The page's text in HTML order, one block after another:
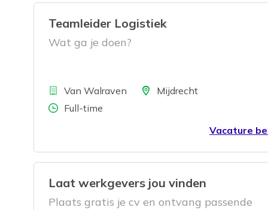
Teamleider Logistiek
Wat ga je doen?
BedrijfVan Walraven LocatieMijdrecht
Aantal uren
Full-time
Vacature
Laat werkgevers jou vinden
Plaats gratis je cv en ontvang passende